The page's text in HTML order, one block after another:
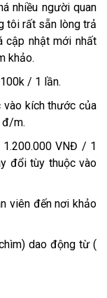
nhiều người quan
tôi rất sẵn lòng trả
cập nhật mới nhất
khảo.
/ 1 lần.
vào kích thước của
đ/m.
VNĐ / 1
đổi tùy thuộc vào
viên đến nơi khảo
dao động từ (